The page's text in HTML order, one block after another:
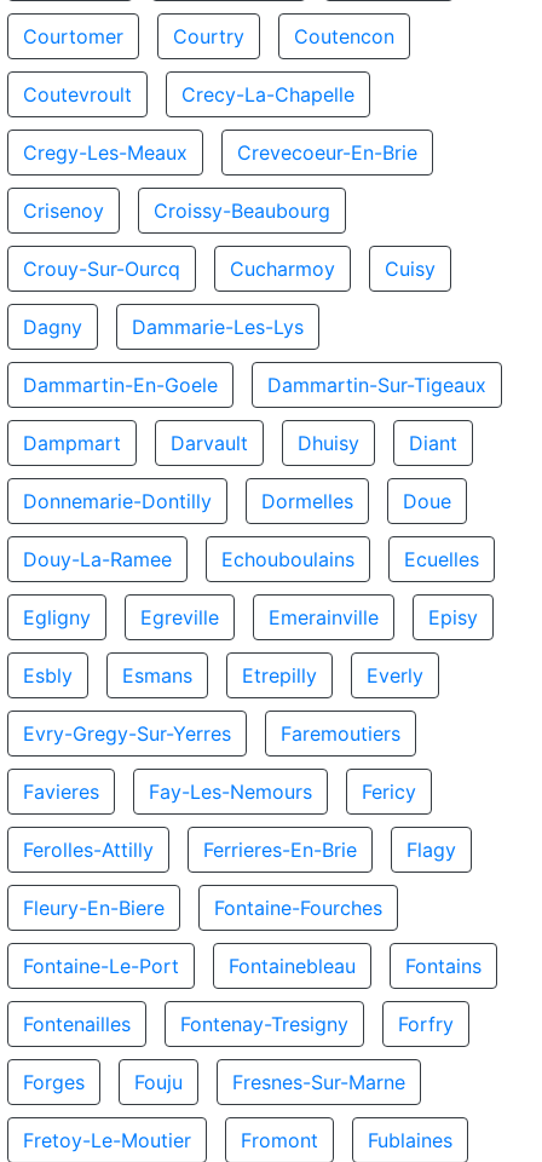
Courtomer Courtry Coutencon
Coutevroult Crecy-La-Chapelle
Cregy-Les-Meaux Crevecoeur-En-Brie
Crisenoy Croissy-Beaubourg
Crouy-Sur-Ourcq Cucharmoy Cuisy
Dagny Dammarie-Les-Lys
Dammartin-En-Goele Dammartin-Sur-Tigeaux
Dampmart Darvault Dhuisy Diant
Donnemarie-Dontilly Dormelles Doue
Douy-La-Ramee Echouboulains Ecuelles
Egligny Egreville Emerainville Episy
Esbly Esmans Etrepilly Everly
Evry-Gregy-Sur-Yerres Faremoutiers
Favieres Fay-Les-Nemours Fericy
Ferolles-Attilly Ferrieres-En-Brie Flagy
Fleury-En-Biere Fontaine-Fourches
Fontaine-Le-Port Fontainebleau Fontains
Fontenailles Fontenay-Tresigny Forfry
Forges Fouju Fresnes-Sur-Marne
Fretoy-Le-Moutier Fromont Fublaines